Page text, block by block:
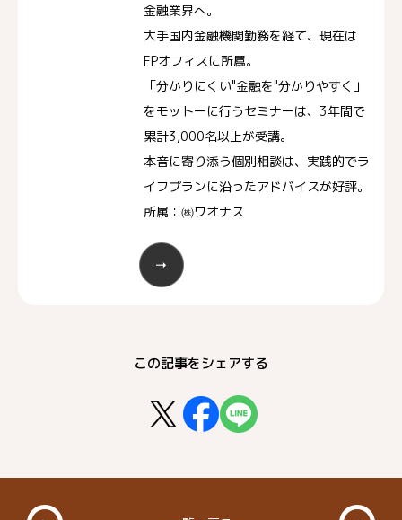
金融業界へ。
大手国内金融機関勤務を経て、現在は
FPオフィスに所属。
「分かりにくい"金融を"分かりやすく」
をモットーに行うセミナーは、3年間で
累計3,000名以上が受講。
本音に寄り添う個別相談は、実践的でラ
イフプランに沿ったアドバイスが好評。
所属：㈱ワオナス
この記事をシェアする